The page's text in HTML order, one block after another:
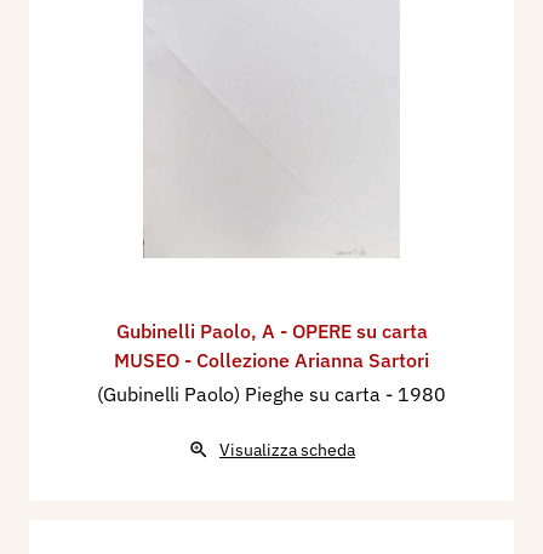
Gubinelli Paolo, A - OPERE su carta
MUSEO - Collezione Arianna Sartori
(Gubinelli Paolo) Pieghe su carta - 1980
Visualizza scheda